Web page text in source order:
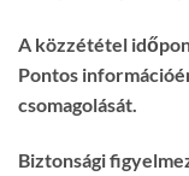
A közzététel
Pontos
csomagolását.
Biztonsági